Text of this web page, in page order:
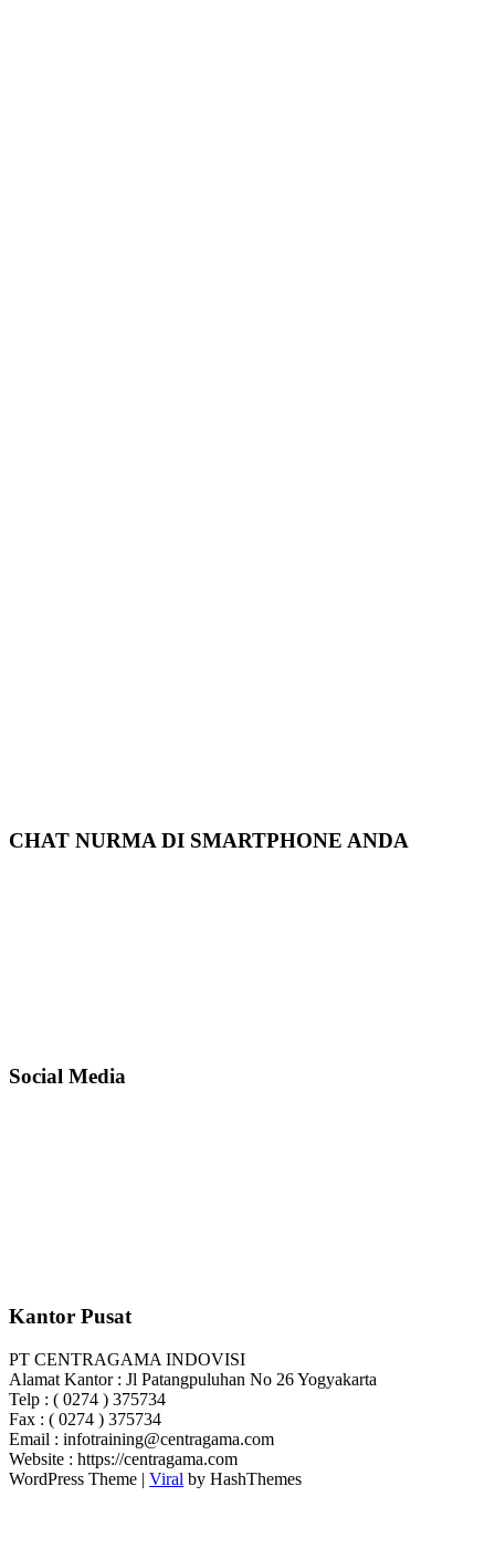
CHAT NURMA DI SMARTPHONE ANDA
Social Media
Kantor Pusat
PT CENTRAGAMA INDOVISI
Alamat Kantor : Jl Patangpuluhan No 26 Yogyakarta
Telp : ( 0274 ) 375734
Fax : ( 0274 ) 375734
Email : infotraining@centragama.com
Website : https://centragama.com
WordPress Theme | Viral by HashThemes